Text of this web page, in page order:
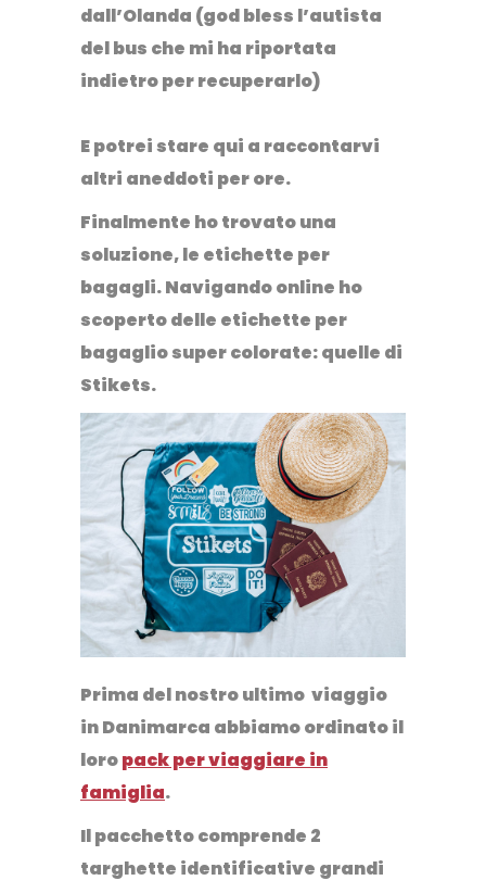
dall’Olanda (god bless l’autista
del bus che mi ha riportata
indietro per recuperarlo)⁣
E potrei stare qui a raccontarvi
altri aneddoti per ore.
Finalmente ho trovato una
soluzione, le etichette per
bagagli. Navigando online ho
scoperto delle etichette per
bagaglio super colorate: quelle di
Stikets.
Prima del nostro ultimo viaggio
in Danimarca abbiamo ordinato il
loropack per viaggiare in
famiglia.
Il pacchetto comprende 2
targhette identificative grandi